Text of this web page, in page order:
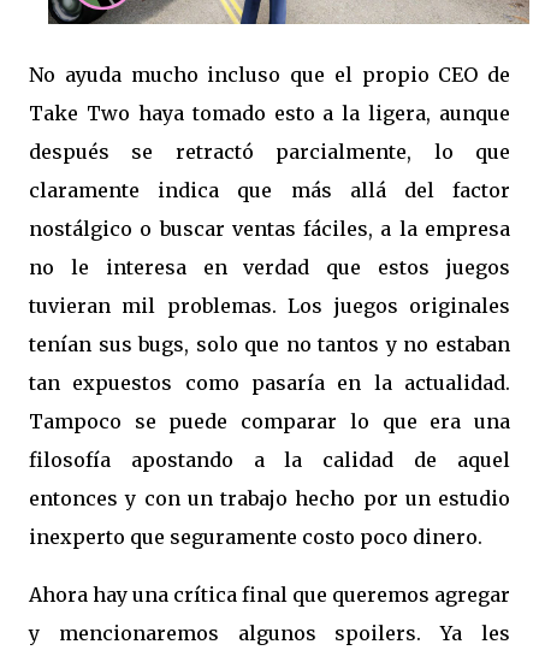
No ayuda mucho incluso que el propio CEO de
Take Two haya tomado esto a la ligera, aunque
después se retractó parcialmente, lo que
claramente indica que más allá del factor
nostálgico o buscar ventas fáciles, a la empresa
no le interesa en verdad que estos juegos
tuvieran mil problemas. Los juegos originales
tenían sus bugs, solo que no tantos y no estaban
tan expuestos como pasaría en la actualidad.
Tampoco se puede comparar lo que era una
filosofía apostando a la calidad de aquel
entonces y con un trabajo hecho por un estudio
inexperto que seguramente costo poco dinero.
Ahora hay una crítica final que queremos agregar
y mencionaremos algunos spoilers. Ya les